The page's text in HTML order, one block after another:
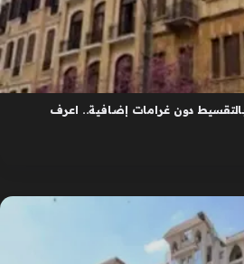
دون غرامات إضافية.. اعرف